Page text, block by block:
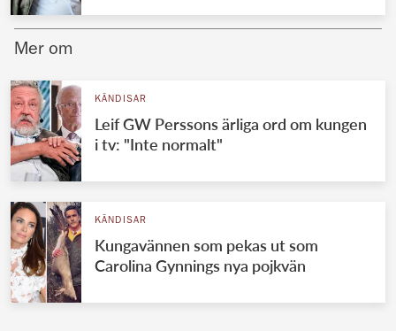
Mer om
KÄNDISAR
Leif GW Perssons ärliga ord om kungen
i tv: "Inte normalt"
KÄNDISAR
Kungavännen som pekas ut som
Carolina Gynnings nya pojkvän